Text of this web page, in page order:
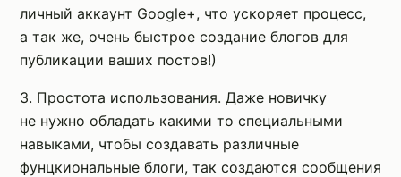
личный аккаунт Google+, что ускоряет процесс,
а так же, очень быстрое создание блогов для
публикации ваших постов!)
3. Простота использования. Даже новичку
не нужно обладать какими то специальными
навыками, чтобы создавать различные
фунцкиональные блоги, так создаются сообщения